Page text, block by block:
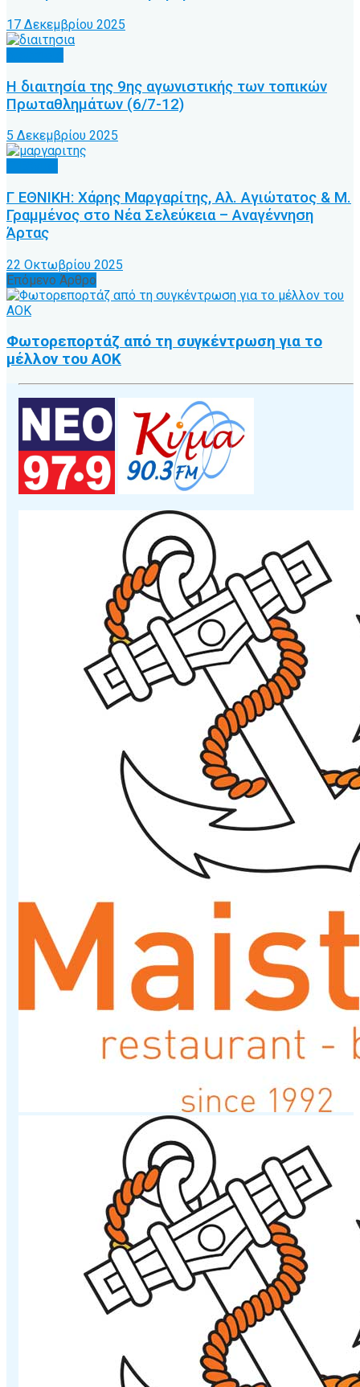
17 Δεκεμβρίου 2025
Η διαιτησία της 9ης αγωνιστικής των τοπικών
Πρωταθλημάτων (6/7-12)
5 Δεκεμβρίου 2025
Γ ΕΘΝΙΚΗ: Χάρης Μαργαρίτης, Αλ. Αγιώτατος & Μ.
Γραμμένος στο Νέα Σελεύκεια – Αναγέννηση
Άρτας
22 Οκτωβρίου 2025
Επόμενο Άρθρο
Φωτορεπορτάζ από τη συγκέντρωση για το
μέλλον του ΑΟΚ